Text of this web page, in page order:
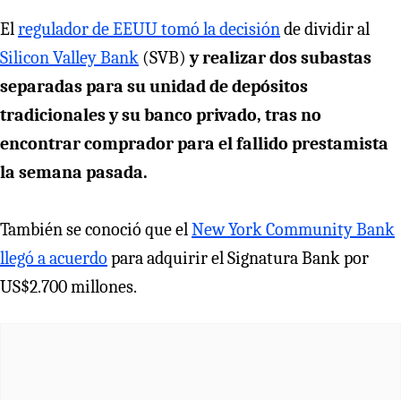
Elregulador de EEUU tomó la decisiónde dividir al
Silicon Valley Bank (SVB)y realizar dos subastas
separadas para su unidad de depósitos
tradicionales y su banco privado, tras no
encontrar comprador para el fallido prestamista
la semana pasada.
También se conoció que elNew York Community Bank
llegó a acuerdo para adquirir el Signatura Bank por
US$2.700 millones.